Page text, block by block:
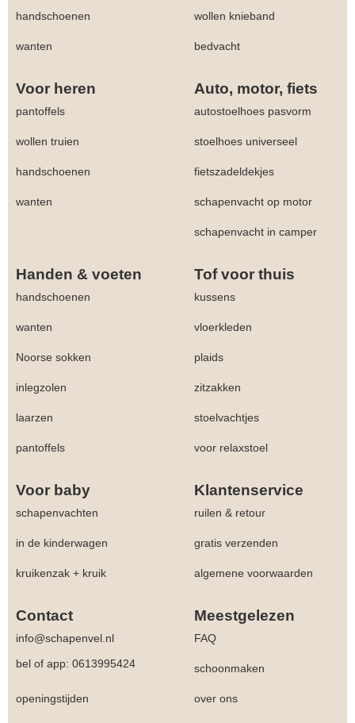
handschoenen wollen knieband
wanten bedvacht
Voor heren Auto, motor, fiets
pantoffels autostoelhoes pasvorm
wollen truien stoelhoes universeel
handschoenen fietszadeldekjes
wanten schapenvacht op motor
schapenvacht in camper
Handen & voeten Tof voor thuis
handschoenen kussens
wanten vloerkleden
Noorse sokken plaids
inlegzolen zitzakken
laarzen stoelvachtjes
pantoffels voor relaxstoel
Voor baby Klantenservice
schapenvachten ruilen & retour
in de kinderwagen gratis verzenden
kruikenzak + kruik algemene voorwaarden
Contact Meestgelezen
info@schapenvel.nl
FAQ
bel of app: 0613995424
schoonmaken
openingstijden over ons